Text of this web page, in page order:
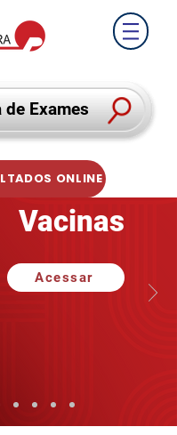
de Exames
ONLINE
Vacinas
Acessar